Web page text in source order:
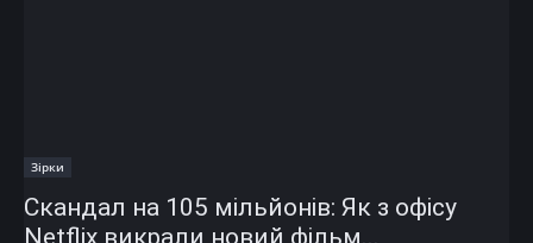
Зірки
Скандал на 105 мільйонів: Як з офісу